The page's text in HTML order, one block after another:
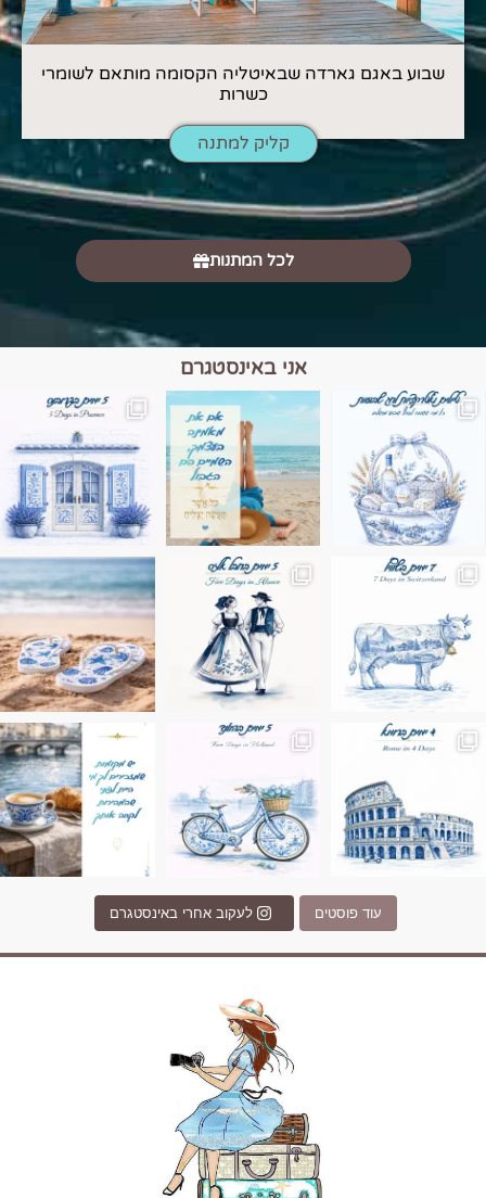
שבוע באגם גארדה שבאיטליה הקסומה מותאם לשומרי
כשרות
קליק למתנה
לכל המתנות
אני באינסטגרם
הם הגבול 💙🩵
בחבל אלזס צרפת
בחופשה שבו הכל נהיה פשוט יותר. החול, הי
Instagram post
Instagram post 17994326828955248
עוד פוסטים לעקוב אחרי באינסטגרם